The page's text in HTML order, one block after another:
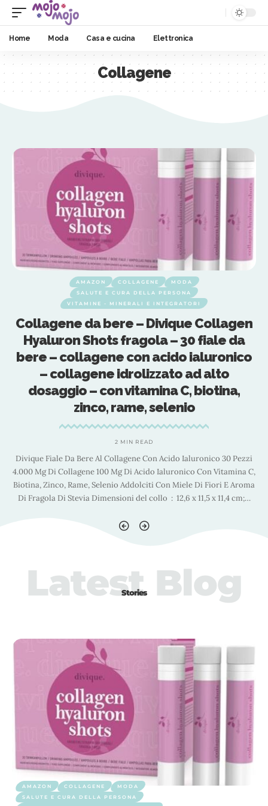
Home Moda Casa e cucina Elettronica
Collagene
AMAZON COLLAGENE
MODA
SALUTE E CURA DELLA PERSONA
VITAMINE - MINERALI E INTEGRATORI
Collagene da bere – Divique Collagen
Hyaluron Shots fragola – 30 fiale da
bere – collagene con acido ialuronico
– collagene idrolizzato ad alto
dosaggio – con vitamina C, biotina,
zinco, rame, selenio
2 MIN READ
Divique Fiale Da Bere Al Collagene Con Acido Ialuronico 30 Pezzi
4.000 Mg Di Collagene 100 Mg Di Acido Ialuronico Con Vitamina C,
Biotina, Zinco, Rame, Selenio Addolciti Con Miele Di Fiori E Aroma
Di Fragola Di Stevia Dimensioni del collo ‏ : ‎ 12,6 x 11,5 x 11,4 cm;…
Stories
Latest Blog
AMAZON COLLAGENE
MODA
SALUTE E CURA DELLA PERSONA